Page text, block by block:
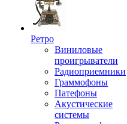
Ретро
Виниловые
проигрыватели
Радиоприемники
Граммофоны
Патефоны
Акустические
системы